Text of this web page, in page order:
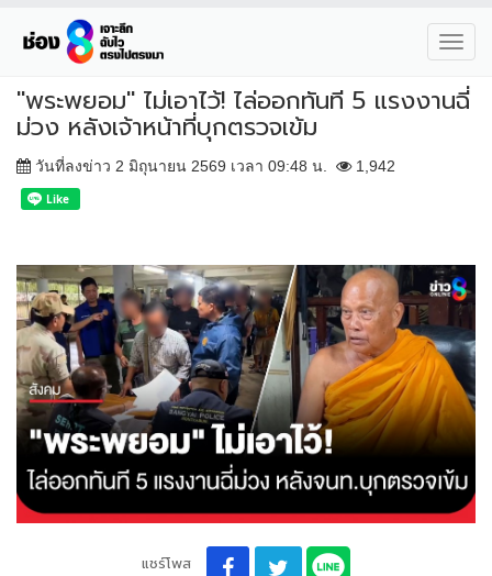
"พระพยอม" ไม่เอาไว้! ไล่ออกทันที 5 แรงงานฉี่
ม่วง หลังเจ้าหน้าที่บุกตรวจเข้ม
วันที่ลงข่าว 2 มิถุนายน 2569 เวลา 09:48 น. 1,942
แชร์โพส